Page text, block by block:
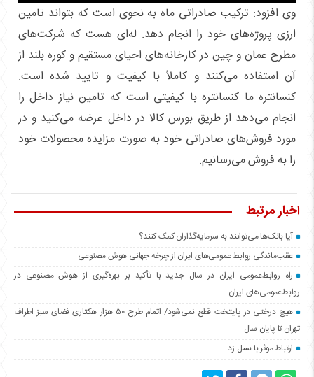
وی افزود: ترکیب صادراتی ماه به نحوی است که بتواند تامین
ارزی پروژه‌های خود را انجام دهد. له‌ای هست که شرکت‌های
مطرح عمان و چین در کارخانه‌های احیای مستقیم و کوره بلند از
آن استفاده می‌کنند و کاملاً با کیفیت و تایید شده است.
کنسانتره ما کنسانتره با کیفیتی است که تامین نیاز داخل را
انجام می‌دهد از طریق بورس کالا در داخل عرضه می‌کنید و در
مورد فروش‌های صادراتی خود به صورت مزایده محصولات خود
را به فروش می‌رسانیم.
اخبار مرتبط
آیا بانک‌ها می‌توانند به سرمایه‌گذاران کمک کنند؟
عقب‌ماندگی روابط عمومی‌های ایران از چرخه جهانی هوش مصنوعی
راه روابط‌عمومی ایران در سال جدید با تأکید بر بهره‌گیری از هوش مصنوعی در
روابط‌عمومی‌های ایران
هیچ درختی در پایتخت قطع نمی‌شود/ اتمام طرح ۵۰ هزار هکتاری فضای سبز اطراف
تهران تا پایان سال
ارتباط موثر با نسل زد